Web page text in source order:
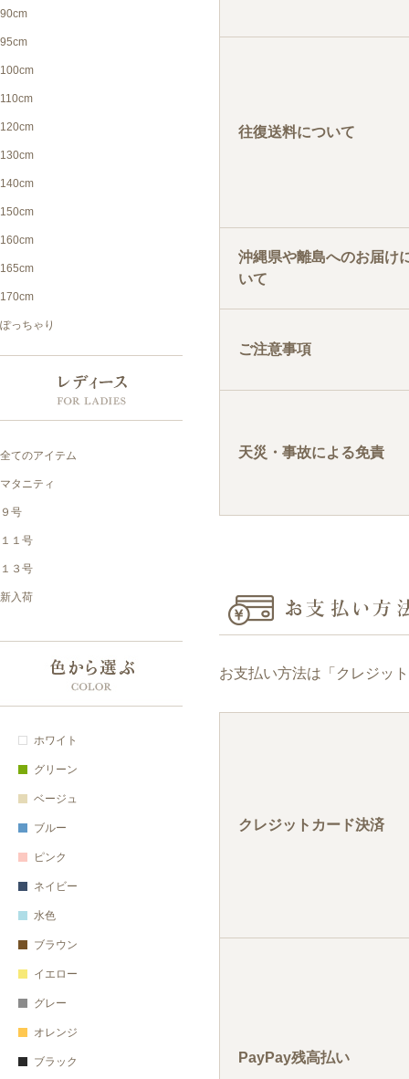
往復送料について
沖縄県や離島へのお届け
いて
ご注意事項
天災・事故による免責
お支払い方法は「クレジッ
クレジットカード決済
PayPay残高払い